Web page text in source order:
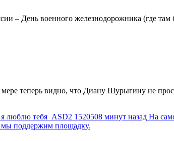
– День военного железнодорожника (где там
теперь видно, что Диану Шурыгину не
люблю тебя ASD2 1520508 минут назад На
мы поддержим площадку.